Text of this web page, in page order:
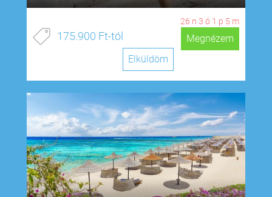
26 n 3 ó 1 p 4 m
175.900 Ft-tól
Megnézem
Elküldöm